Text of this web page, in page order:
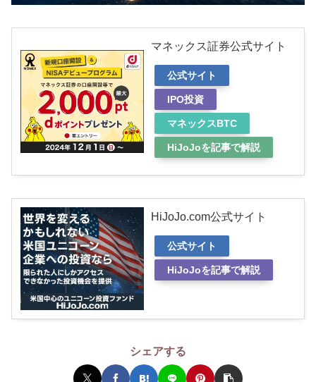
マネックス証券公式サイト
公式サイト
IPO投資
マネックスBTC
HiJoJoを記事で解説
HiJoJo.com公式サイト
公式サイト
HiJoJoを記事で解説
シェアする